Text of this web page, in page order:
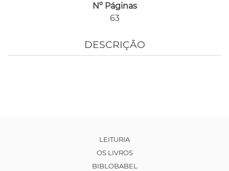
Nº Páginas
63
DESCRIÇÃO
LEITURIA
OS LIVROS
BIBLOBABEL